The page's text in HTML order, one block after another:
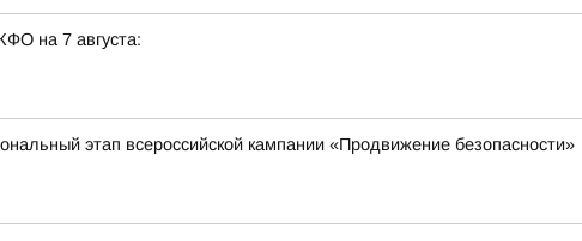
на 7 августа:
этап всероссийской кампании «Продвижение безопасности»